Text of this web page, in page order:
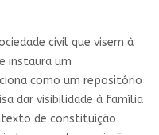
civil que visem à
instaura um
como um repositório
dar visibilidade à família
de constituição